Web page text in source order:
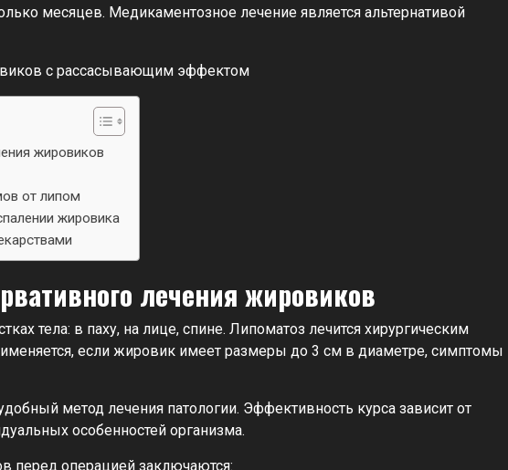
месяцев. Медикаментозное лечение является альтернативой
жировиков
от липом
жировика
лечения жировиков
тела: в паху, на лице, спине. Липоматоз лечится хирургическим
если жировик имеет размеры до 3 см в диаметре, симптомы
метод лечения патологии. Эффективность курса зависит от
особенностей организма.
перед операцией заключаются: